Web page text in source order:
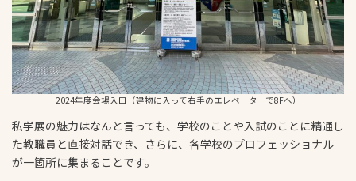
2024年度会場入口（建物に入って右手のエレベーターで8Fへ）
私学展の魅力はなんと言っても、学校のことや入試のことに精通し
た教職員と直接対話でき、さらに、各学校のプロフェッショナル
が一箇所に集まることです。